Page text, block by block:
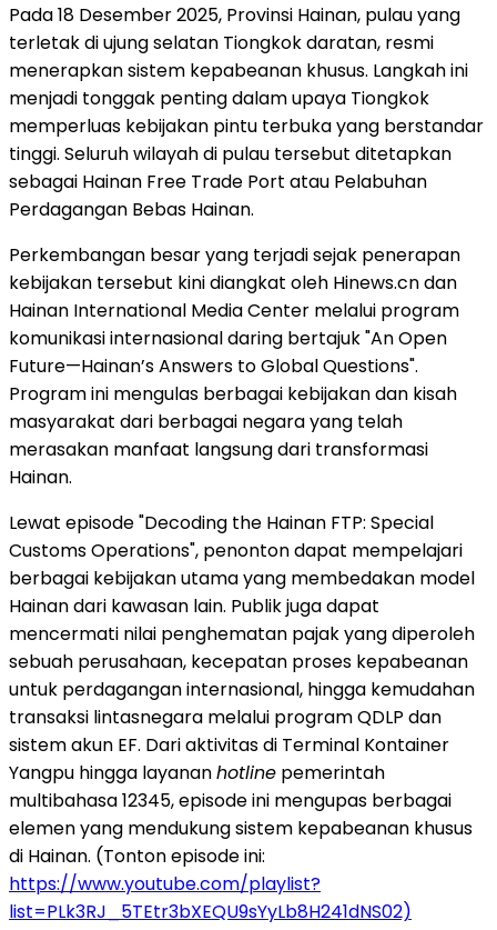
Pada 18 Desember 2025, Provinsi Hainan, pulau yang
terletak di ujung selatan Tiongkok daratan, resmi
menerapkan sistem kepabeanan khusus. Langkah ini
menjadi tonggak penting dalam upaya Tiongkok
memperluas kebijakan pintu terbuka yang berstandar
tinggi. Seluruh wilayah di pulau tersebut ditetapkan
sebagai Hainan Free Trade Port atau Pelabuhan
Perdagangan Bebas Hainan.
Perkembangan besar yang terjadi sejak penerapan
kebijakan tersebut kini diangkat oleh Hinews.cn dan
Hainan International Media Center melalui program
komunikasi internasional daring bertajuk "An Open
Future—Hainan’s Answers to Global Questions".
Program ini mengulas berbagai kebijakan dan kisah
masyarakat dari berbagai negara yang telah
merasakan manfaat langsung dari transformasi
Hainan.
Lewat episode "Decoding the Hainan FTP: Special
Customs Operations", penonton dapat mempelajari
berbagai kebijakan utama yang membedakan model
Hainan dari kawasan lain. Publik juga dapat
mencermati nilai penghematan pajak yang diperoleh
sebuah perusahaan, kecepatan proses kepabeanan
untuk perdagangan internasional, hingga kemudahan
transaksi lintasnegara melalui program QDLP dan
sistem akun EF. Dari aktivitas di Terminal Kontainer
Yangpu hingga layananhotline pemerintah
multibahasa 12345, episode ini mengupas berbagai
elemen yang mendukung sistem kepabeanan khusus
di Hainan. (Tonton episode ini:
https://www.youtube.com/playlist?
list=PLk3RJ_5TEtr3bXEQU9sYyLb8H241dNS02)